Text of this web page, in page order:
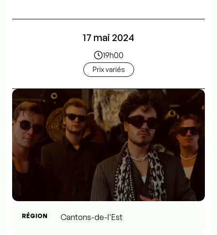
17 mai 2024
19h00
Prix variés
RÉGION Cantons-de-l'Est